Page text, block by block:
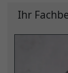
Ihr